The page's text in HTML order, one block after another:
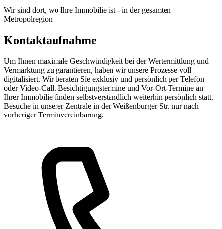
Wir sind dort, wo Ihre Immobilie ist - in der gesamten
Metropolregion
Kontaktaufnahme
Um Ihnen maximale Geschwindigkeit bei der Wertermittlung und
Vermarktung zu garantieren, haben wir unsere Prozesse voll
digitalisiert. Wir beraten Sie exklusiv und persönlich per Telefon
oder Video-Call. Besichtigungstermine und Vor-Ort-Termine an
Ihrer Immobilie finden selbstverständlich weiterhin persönlich statt.
Besuche in unserer Zentrale in der Weißenburger Str. nur nach
vorheriger Terminvereinbarung.